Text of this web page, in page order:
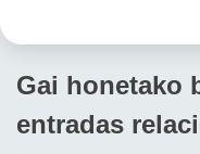
Gai honetako
entradas